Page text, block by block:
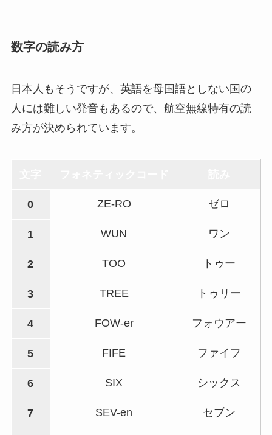
数字の読み方
日本人もそうですが、英語を母国語としない国の
人には難しい発音もあるので、航空無線特有の読
み方が決められています。
0 ZE-RO ゼロ
1 WUN ワン
2 TOO トゥー
3 TREE トゥリー
4 FOW-er フォウアー
5 FIFE ファイフ
6 SIX シックス
7 SEV-en セブン